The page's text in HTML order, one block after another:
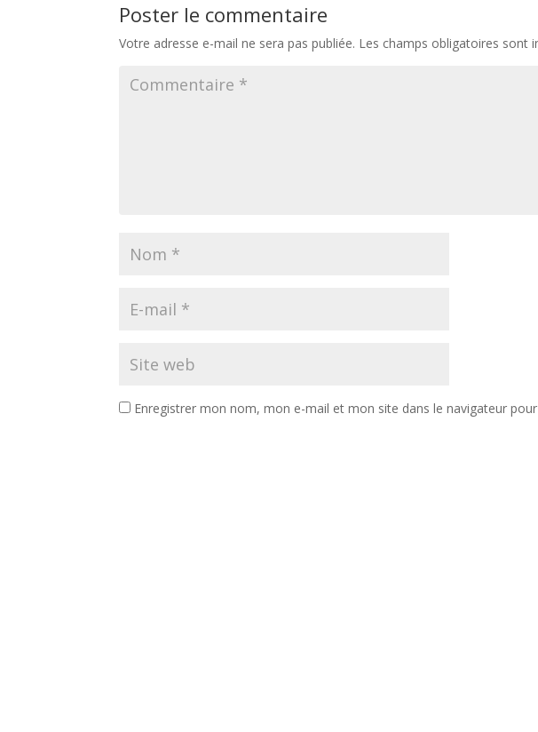
Poster le commentaire
Votre adresse e-mail ne sera pas publiée. Les champs obligatoires sont
Enregistrer mon nom, mon e-mail et mon site dans le navigateur